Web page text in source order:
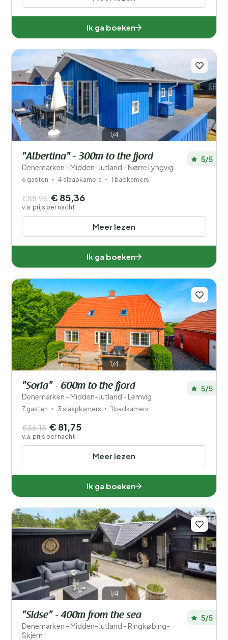
Ik ga boeken
1/4
"Albertina" - 300m to the fjord
Denemarken - Midden-Jutland - Nørre Lyngvig
5/5
6 gasten 4 slaapkamers 1 badkamers
Meer lezen
€88,96 € 85,36
v.a. prijs per nacht
Ik ga boeken
1/4
"Soria" - 600m to the fjord
Denemarken - Midden-Jutland - Lemvig
5/5
7 gasten 3 slaapkamers 1 badkamers
Meer lezen
€86,18 € 81,75
v.a. prijs per nacht
Ik ga boeken
1/4
"Sidse" - 400m from the sea
Denemarken - Midden-Jutland - Ringkøbing-
Skjern
5/5